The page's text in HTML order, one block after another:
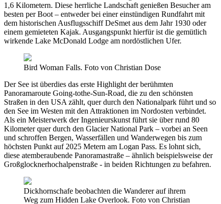
1,6 Kilometern. Diese herrliche Landschaft genießen Besucher am
besten per Boot – entweder bei einer einstündigen Rundfahrt mit
dem historischen Ausflugsschiff DeSmet aus dem Jahr 1930 oder
einem gemieteten Kajak. Ausgangspunkt hierfür ist die gemütlich
wirkende Lake McDonald Lodge am nordöstlichen Ufer.
Bird Woman Falls. Foto von Christian Dose
Der See ist überdies das erste Highlight der berühmten
Panoramaroute Going-tothe-Sun-Road, die zu den schönsten
Straßen in den USA zählt, quer durch den Nationalpark führt und so
den See im Westen mit den Attraktionen im Nordosten verbindet.
Als ein Meisterwerk der Ingenieurskunst führt sie über rund 80
Kilometer quer durch den Glacier National Park – vorbei an Seen
und schroffen Bergen, Wasserfällen und Wanderwegen bis zum
höchsten Punkt auf 2025 Metern am Logan Pass. Es lohnt sich,
diese atemberaubende Panoramastraße – ähnlich beispielsweise der
Großglocknerhochalpenstraße - in beiden Richtungen zu befahren.
Dickhornschafe beobachten die Wanderer auf ihrem
Weg zum Hidden Lake Overlook. Foto von Christian